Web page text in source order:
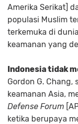
Amerika Serikat]
populasi Muslim
terkemuka di
keamanan yang
Indonesia tidak
Gordon G.
keamanan Asia,
Defense Forum
ketika berupaya